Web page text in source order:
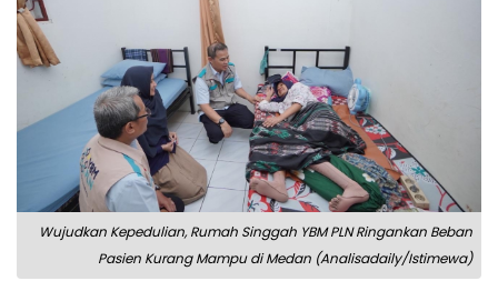
Wujudkan Kepedulian, Rumah Singgah YBM PLN Ringankan Beban
Pasien Kurang Mampu di Medan (Analisadaily/Istimewa)